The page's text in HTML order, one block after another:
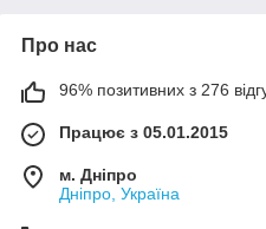
Про нас
96% позитивних з 276
Працює з 05.01.2015
м. Дніпро
Дніпро, Україна